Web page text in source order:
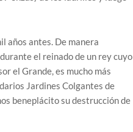
años antes. De manera
el reinado de un rey cuyo
el Grande, es mucho más
Jardines Colgantes de
beneplácito su destrucción de